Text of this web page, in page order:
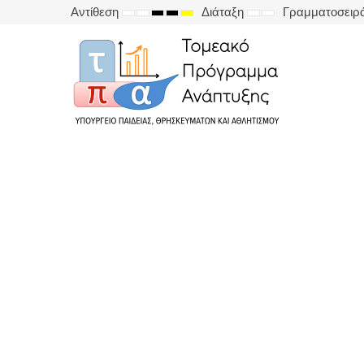
Αντίθεση
DEFAULT
NIGHT
HIGH
BLACK
WHITE
MODE
HIGH
BLACK
YELLOW
MODE
HIGH
YELLOW
BLACK
MODE
Διάταξη
FIXED
WIDE